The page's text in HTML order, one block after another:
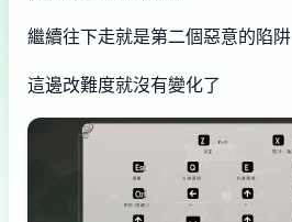
繼續往下走就是第二個惡意的陷阱
這邊改難度就沒有變化了